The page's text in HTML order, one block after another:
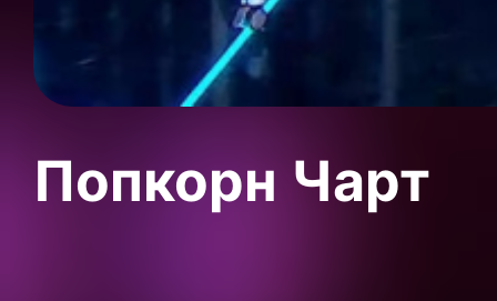
Попкорн Чарт